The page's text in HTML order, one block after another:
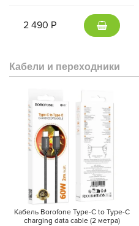
2 490 Р
Кабели и переходники
Кабель Borofone Type-C to Type-C
charging data cable (2 метра)